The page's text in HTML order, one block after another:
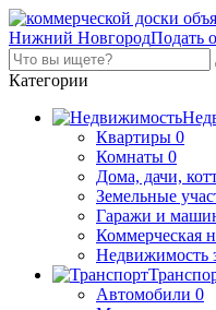
Нижний НовгородПодать
Категории
Квартиры 0
Комнаты 0
Дома, дачи,
Земельные
Гаражи и
Коммерческая
Недвижимость
Автомобили 0